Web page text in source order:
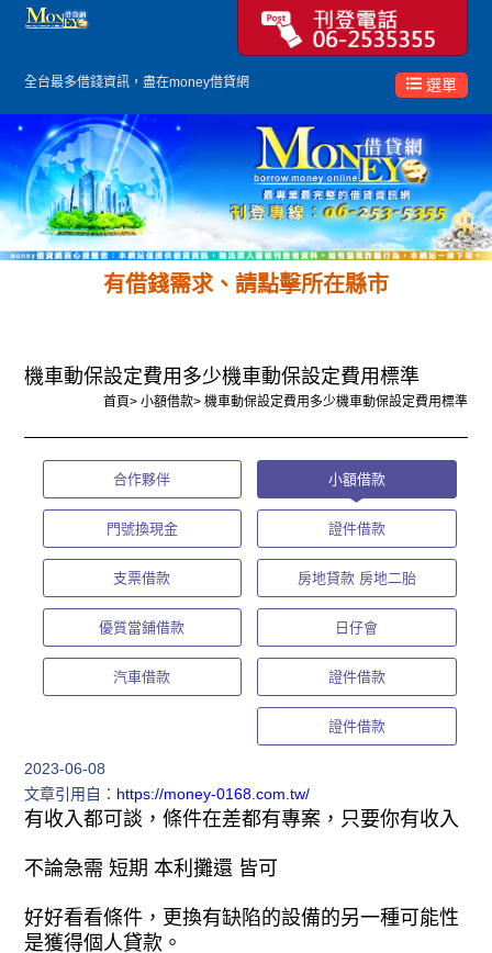
全台最多借錢資訊，盡在money借貸網 選單
有借錢需求、請點擊所在縣市
機車動保設定費用多少機車動保設定費用標準
首頁> 小額借款> 機車動保設定費用多少機車動保設定費用標準
合作夥伴 小額借款
門號換現金 證件借款
支票借款 房地貸款 房地二胎
優質當鋪借款 日仔會
汽車借款 證件借款
證件借款
2023-06-08
文章引用自： https://money-0168.com.tw/
有收入都可談，條件在差都有專案，只要你有收入
不論急需 短期 本利攤還 皆可
好好看看條件，更換有缺陷的設備的另一種可能性
是獲得個人貸款。